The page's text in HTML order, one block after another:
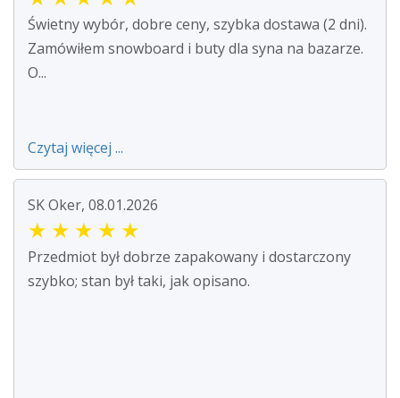
Świetny wybór, dobre ceny, szybka dostawa (2 dni).
Zamówiłem snowboard i buty dla syna na bazarze.
O...
Czytaj więcej ...
SK Oker, 08.01.2026
★ ★ ★ ★ ★
Przedmiot był dobrze zapakowany i dostarczony
szybko; stan był taki, jak opisano.